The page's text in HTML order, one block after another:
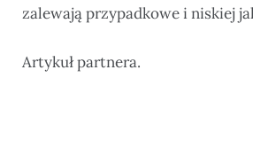
zalewają przypadkowe i niskiej
Artykuł partnera.